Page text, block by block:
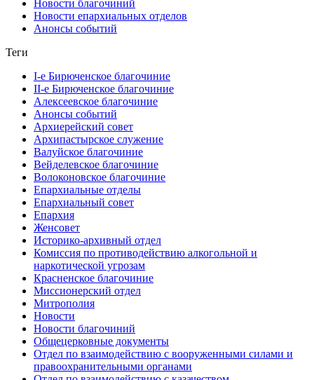
Новости благочиний
Новости епархиальных отделов
Анонсы событий
Теги
I-е Бирюченское благочиние
II-е Бирюченское благочиние
Алексеевское благочиние
Анонсы событий
Архиерейский совет
Архипастырское служение
Валуйское благочиние
Вейделевское благочиние
Волоконовское благочиние
Епархиальные отделы
Епархиальный совет
Епархия
Женсовет
Историко-архивный отдел
Комиссия по противодействию алкогольной и
наркотической угрозам
Красненское благочиние
Миссионерский отдел
Митрополия
Новости
Новости благочиний
Общецерковные документы
Отдел по взаимодействию с вооруженными силами и
правоохранительными органами